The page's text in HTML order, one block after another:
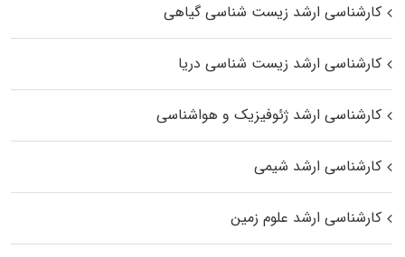
کارشناسی ارشد زیست‌ شناسی گیاهی
کارشناسی ارشد زیست‌ شناسی دریا
کارشناسی ارشد ژئوفیزیک و هواشناسی
کارشناسی ارشد شیمی
کارشناسی ارشد علوم زمین